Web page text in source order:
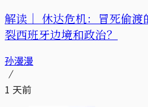
解读｜ 休达危机：冒死偷
裂西班牙边境和政治？
孙漫漫
1 天前